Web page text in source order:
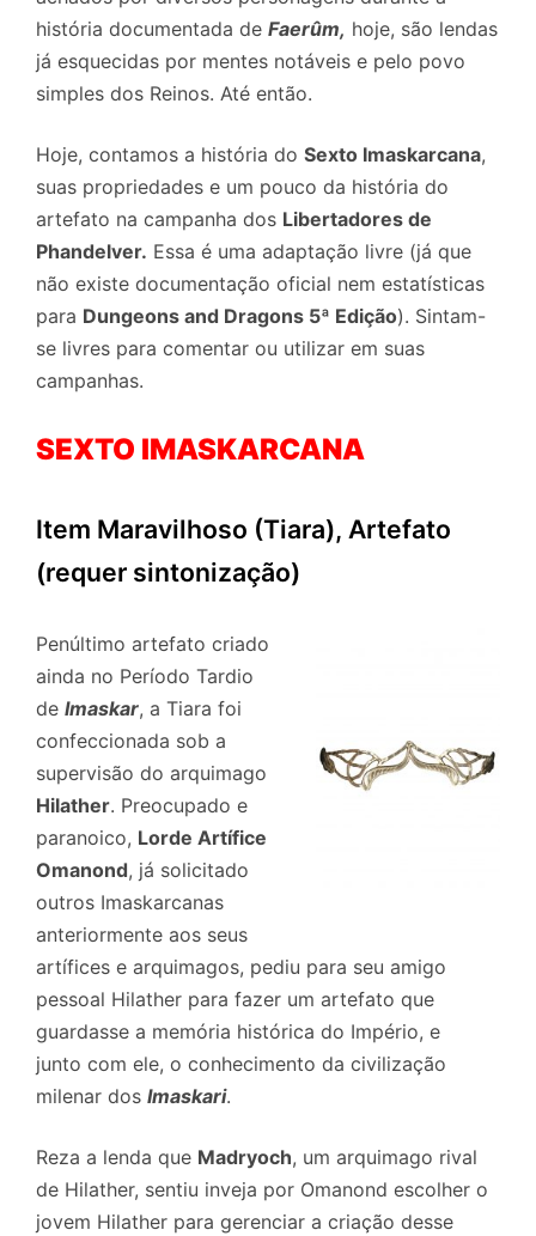
história documentada de Faerûm, hoje, são lendas
já esquecidas por mentes notáveis e pelo povo
simples dos Reinos. Até então.
Hoje, contamos a história do Sexto Imaskarcana,
suas propriedades e um pouco da história do
artefato na campanha dos Libertadores de
Phandelver. Essa é uma adaptação livre (já que
não existe documentação oficial nem estatísticas
para Dungeons and Dragons 5ª Edição). Sintam-
se livres para comentar ou utilizar em suas
campanhas.
SEXTO IMASKARCANA
Item Maravilhoso (Tiara), Artefato
(requer sintonização)
Penúltimo artefato criado
ainda no Período Tardio
de Imaskar, a Tiara foi
confeccionada sob a
supervisão do arquimago
Hilather. Preocupado e
paranoico, Lorde Artífice
Omanond, já solicitado
outros Imaskarcanas
anteriormente aos seus
artífices e arquimagos, pediu para seu amigo
pessoal Hilather para fazer um artefato que
guardasse a memória histórica do Império, e
junto com ele, o conhecimento da civilização
milenar dos Imaskari.
Reza a lenda que Madryoch, um arquimago rival
de Hilather, sentiu inveja por Omanond escolher o
jovem Hilather para gerenciar a criação desse